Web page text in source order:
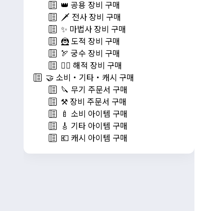
👑 공용 장비 구매
🗡️ 전사 장비 구매
✨ 마법사 장비 구매
🦹 도적 장비 구매
🏹 궁수 장비 구매
🏴‍☠️ 해적 장비 구매
🤝 소비・기타・캐시 구매
🔪 무기 주문서 구매
⚒️ 장비 주문서 구매
🍼 소비 아이템 구매
🎸 기타 아이템 구매
💶 캐시 아이템 구매